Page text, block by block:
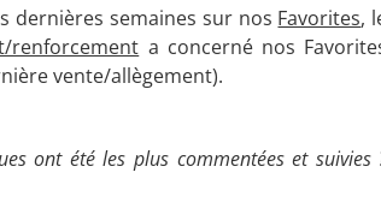
dernières semaines sur nos Favorites,
renforcement a concerné nos
vente/allègement).
ont été les plus commentées et suivies